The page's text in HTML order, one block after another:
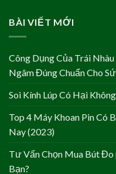
BÀI VIẾT MỚI
Công Dụng Của Trái
Ngâm Đúng Chuẩn Cho
Soi Kính Lúp Có Hại
Top 4 Máy Khoan Pin Có
Nay (2023)
Tư Vấn Chọn Mua Bút
Bạn?